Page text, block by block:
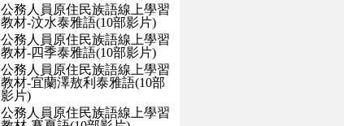
公務人員原住民族語線上學習
教材-汶水泰雅語(10部影片)
公務人員原住民族語線上學習
教材-四季泰雅語(10部影片)
公務人員原住民族語線上學習
教材-宜蘭澤敖利泰雅語(10部
影片)
公務人員原住民族語線上學習